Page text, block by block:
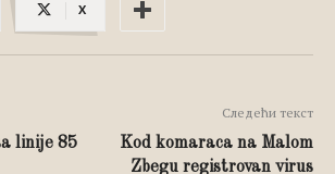
X
linije 85
Следећи текст
Kod komaraca na Malom
Zbegu registrovan virus